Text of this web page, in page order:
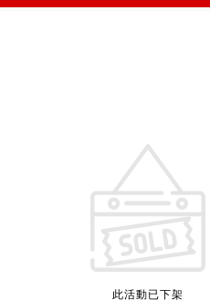
此活動已下架